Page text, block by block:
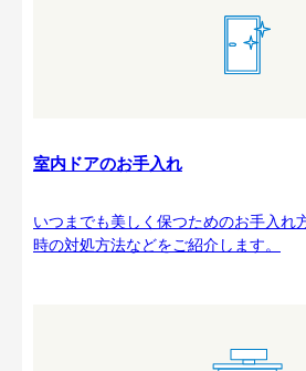
室内ドアのお手入れ
いつまでも美しく保つためのお手入れ
時の対処方法などをご紹介します。